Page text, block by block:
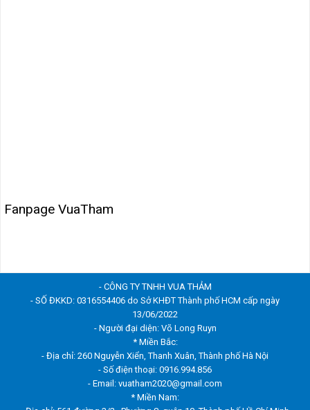
Fanpage VuaTham
- CÔNG TY TNHH VUA THẢM
- SỐ ĐKKD: 0316554406 do Sở KHĐT Thành phố HCM cấp ngày
13/06/2022
- Người đại diện: Võ Long Ruyn
* Miền Bắc:
- Địa chỉ: 260 Nguyễn Xiển, Thanh Xuân, Thành phố Hà Nội
- Số điện thoại: 0916.994.856
- Email: vuatham2020@gmail.com
* Miền Nam: